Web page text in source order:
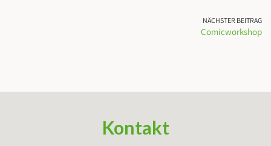
NÄCHSTER BEITRAG
Comicworkshop
Kontakt